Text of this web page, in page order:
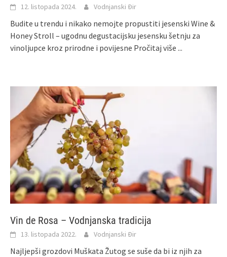
12. listopada 2024. Vodnjanski Đir
Budite u trendu i nikako nemojte propustiti jesenski Wine &
Honey Stroll – ugodnu degustacijsku jesensku šetnju za
vinoljupce kroz prirodne i povijesne Pročitaj više ...
Vin de Rosa – Vodnjanska tradicija
13. listopada 2022. Vodnjanski Đir
Najljepši grozdovi Muškata Žutog se suše da bi iz njih za